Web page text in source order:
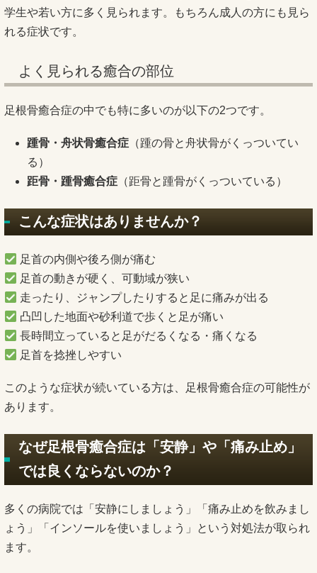
学生や若い方に多く見られます。もちろん成人の方にも見ら
れる症状です。
よく見られる癒合の部位
足根骨癒合症の中でも特に多いのが以下の2つです。
踵骨・舟状骨癒合症 （踵の骨と舟状骨がくっついてい
る）
距骨・踵骨癒合症 （距骨と踵骨がくっついている）
こんな症状はありませんか？
足首の内側や後ろ側が痛む
足首の動きが硬く、可動域が狭い
走ったり、ジャンプしたりすると足に痛みが出る
凸凹した地面や砂利道で歩くと足が痛い
長時間立っていると足がだるくなる・痛くなる
足首を捻挫しやすい
このような症状が続いている方は、足根骨癒合症の可能性が
あります。
なぜ足根骨癒合症は「安静」や「痛み止め」
では良くならないのか？
多くの病院では「安静にしましょう」「痛み止めを飲みまし
ょう」「インソールを使いましょう」という対処法が取られ
ます。